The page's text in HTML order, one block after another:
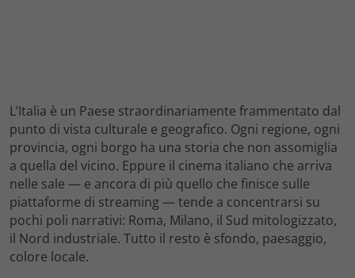
L’Italia è un Paese straordinariamente frammentato dal
punto di vista culturale e geografico. Ogni regione, ogni
provincia, ogni borgo ha una storia che non assomiglia
a quella del vicino. Eppure il cinema italiano che arriva
nelle sale — e ancora di più quello che finisce sulle
piattaforme di streaming — tende a concentrarsi su
pochi poli narrativi: Roma, Milano, il Sud mitologizzato,
il Nord industriale. Tutto il resto è sfondo, paesaggio,
colore locale.